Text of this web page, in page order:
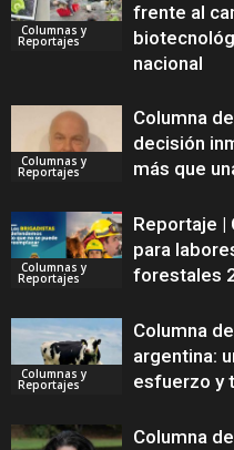
Columnas y
Reportajes
frente al
nacional
Columnas y
Reportajes
Columna
decisión
más que
Columnas y
Reportajes
Reportaje |
para
forestales
Columnas y
Reportajes
Columna
argentina:
esfuerzo y
Columna